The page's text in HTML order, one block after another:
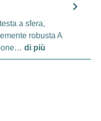
a sfera,
robusta A
di più